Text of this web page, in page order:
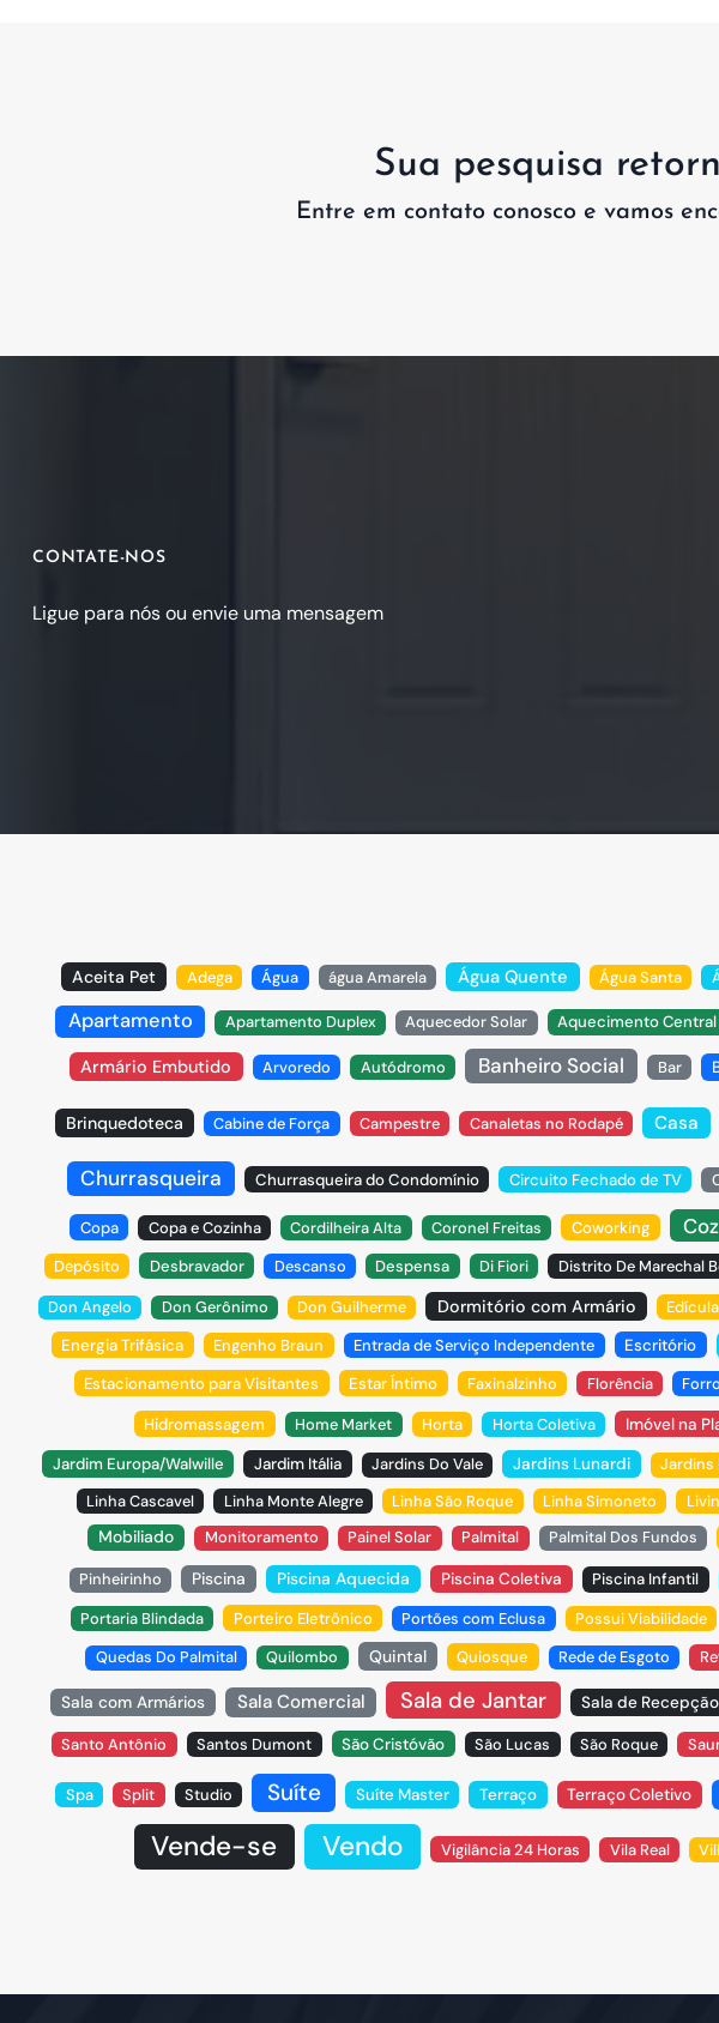
Sua pesquisa
Entre em contato conosco e vamos
CONTATE-NOS
Ligue para nós ou envie uma mensagem
Aceita Pet Adega Água água Amarela Água Quente Água Santa
Apartamento Apartamento Duplex Aquecedor Solar Aquecimento Central
Armário Embutido Arvoredo Autódromo Banheiro Social Bar
Brinquedoteca Cabine de Força Campestre Canaletas no Rodapé Casa
Churrasqueira Churrasqueira do Condomínio Circuito Fechado de TV
Copa Copa e Cozinha Cordilheira Alta Coronel Freitas Coworking
Depósito
Desbravador Descanso Despensa Di Fiori Distrito De Marechal
Don Angelo Don Gerônimo Don Guilherme Dormitório com Armário Edícula
Energia Trifásica
Engenho Braun Entrada de Serviço Independente Escritório
Estacionamento para Visitantes
Estar Íntimo Faxinalzinho Florência Forro
Hidromassagem
Home Market Horta Horta Coletiva Imóvel na
Jardim Europa/Walwille
Jardim Itália Jardins Do Vale Jardins Lunardi Jardins
Linha Cascavel
Linha Monte Alegre Linha São Roque Linha Simoneto
Mobiliado Monitoramento Painel Solar Palmital Palmital Dos Fundos
Pinheirinho Piscina Piscina Aquecida Piscina Coletiva Piscina Infantil
Portaria Blindada
Porteiro Eletrônico Portões com Eclusa Possui Viabilidade
Quedas Do Palmital
Quilombo Quintal Quiosque Rede de Esgoto
Sala com Armários Sala Comercial Sala de Jantar Sala de Recepção
Santo Antônio Santos Dumont São Cristóvão São Lucas São Roque
Spa Split Studio Suíte Suíte Master Terraço Terraço Coletivo
Vende-se
Vendo Vigilância 24 Horas Vila Real